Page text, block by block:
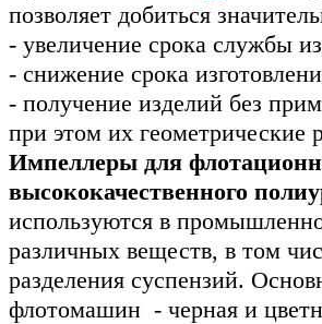
позволяет добиться
- увеличение срока службы
- снижение срока
- получение изделий без
при этом их геометрические
Импеллеры для
высококачественного
используются в
различных веществ, в том
разделения суспензий.
флотомашин - черная и